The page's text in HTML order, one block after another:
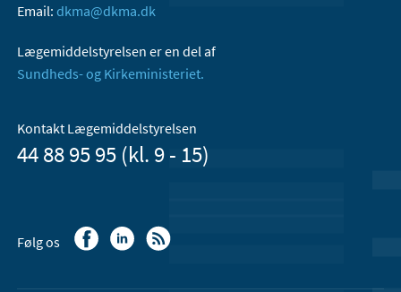
Email: dkma@dkma.dk
Lægemiddelstyrelsen er en del af
Sundheds- og Kirkeministeriet.
Kontakt Lægemiddelstyrelsen
44 88 95 95 (kl. 9 - 15)
Følg os